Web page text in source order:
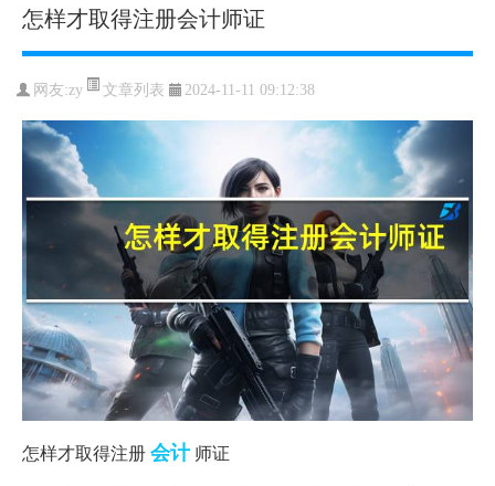
怎样才取得注册会计师证
网友:zy 文章列表 2024-11-11 09:12:38
怎样才取得注册会计师证